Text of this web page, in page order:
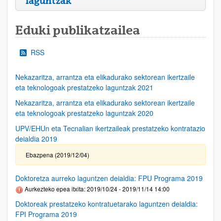
Eduki publikatzailea
RSS
Nekazaritza, arrantza eta elikadurako sektorean ikertzaile
eta teknologoak prestatzeko laguntzak 2021
Nekazaritza, arrantza eta elikadurako sektorean ikertzaile
eta teknologoak prestatzeko laguntzak 2020
UPV/EHUn eta Tecnalian ikertzaileak prestatzeko kontratazio
deialdia 2019
Ebazpena (2019/12/04)
Doktoretza aurreko laguntzen deialdia: FPU Programa 2019
Aurkezteko epea itxita: 2019/10/24 - 2019/11/14 14:00
Doktoreak prestatzeko kontratuetarako laguntzen deialdia:
FPI Programa 2019